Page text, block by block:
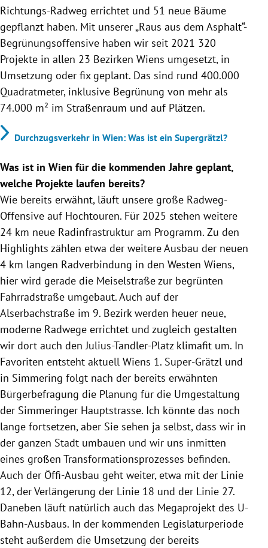
Richtungs-Radweg errichtet und 51 neue Bäume
gepflanzt haben. Mit unserer „Raus aus dem Asphalt“-
Begrünungsoffensive haben wir seit 2021 320
Projekte in allen 23 Bezirken Wiens umgesetzt, in
Umsetzung oder fix geplant. Das sind rund 400.000
Quadratmeter, inklusive Begrünung von mehr als
74.000 m² im Straßenraum und auf Plätzen.
Durchzugsverkehr in Wien: Was ist ein Supergrätzl?
Was ist in Wien für die kommenden Jahre geplant,
welche Projekte laufen bereits?
Wie bereits erwähnt, läuft unsere große Radweg-
Offensive auf Hochtouren. Für 2025 stehen weitere
24 km neue Radinfrastruktur am Programm. Zu den
Highlights zählen etwa der weitere Ausbau der neuen
4 km langen Radverbindung in den Westen Wiens,
hier wird gerade die Meiselstraße zur begrünten
Fahrradstraße umgebaut. Auch auf der
Alserbachstraße im 9. Bezirk werden heuer neue,
moderne Radwege errichtet und zugleich gestalten
wir dort auch den Julius-Tandler-Platz klimafit um. In
Favoriten entsteht aktuell Wiens 1. Super-Grätzl und
in Simmering folgt nach der bereits erwähnten
Bürgerbefragung die Planung für die Umgestaltung
der Simmeringer Hauptstrasse. Ich könnte das noch
lange fortsetzen, aber Sie sehen ja selbst, dass wir in
der ganzen Stadt umbauen und wir uns inmitten
eines großen Transformationsprozesses befinden.
Auch der Öffi-Ausbau geht weiter, etwa mit der Linie
12, der Verlängerung der Linie 18 und der Linie 27.
Daneben läuft natürlich auch das Megaprojekt des U-
Bahn-Ausbaus. In der kommenden Legislaturperiode
steht außerdem die Umsetzung der bereits